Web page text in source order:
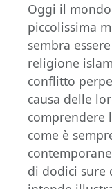
Oggi il
piccolissima
sembra
religione
conflitto
causa delle
comprendere
come è
di dodici sure